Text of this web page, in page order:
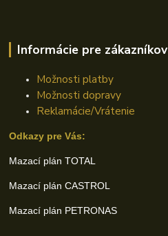
Informácie pre zákazníkov
Možnosti platby
Možnosti dopravy
Reklamácie/Vrátenie
Odkazy pre Vás:
Mazací plán TOTAL
Mazací plán CASTROL
Mazací plán PETRONAS